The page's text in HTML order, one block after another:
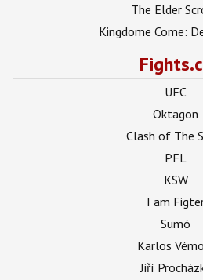
The Elder
Kingdome Come:
UFC
Oktagon
Clash of The
PFL
KSW
I am
Sumó
Karlos
Jiří